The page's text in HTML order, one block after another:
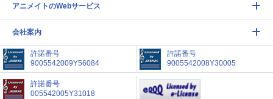
アニメイトのWebサービス
会社案内
許諾番号
9005542009Y56084
許諾番号
9005542008Y30005
許諾番号
005542005Y31018